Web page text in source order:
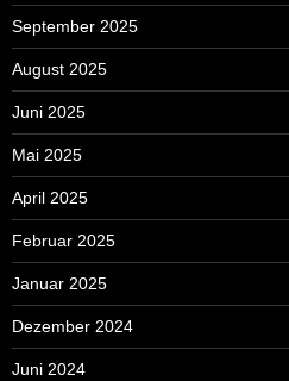
September 2025
August 2025
Juni 2025
Mai 2025
April 2025
Februar 2025
Januar 2025
Dezember 2024
Juni 2024